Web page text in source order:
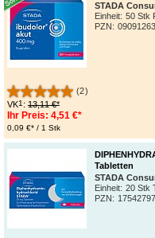
STADA
Einheit: 50 Stk
PZN: 09091263
(2)
VK1 : 13,11 €*
Ihr Preis: 4,51 €*
0,09 €* / 1 Stk
Tabletten
STADA
Einheit: 20 Stk
PZN: 17542797